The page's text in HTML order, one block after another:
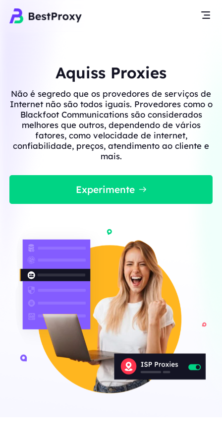
Aquiss Proxies
Não é segredo que os provedores de serviços de
Internet não são todos iguais. Provedores como o
Blackfoot Communications são considerados
melhores que outros, dependendo de vários
fatores, como velocidade de internet,
confiabilidade, preços, atendimento ao cliente e
mais.
Experimente